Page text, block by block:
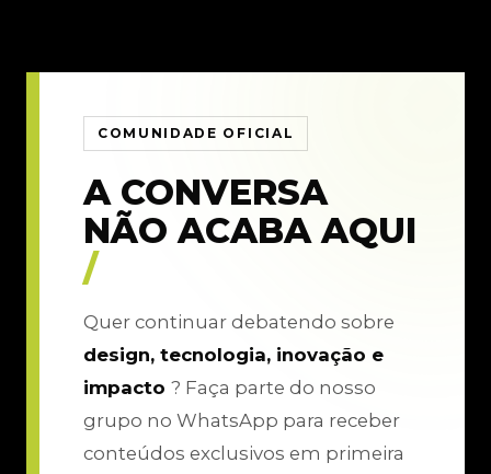
COMUNIDADE OFICIAL
A CONVERSA
NÃO ACABA AQUI
/
Quer continuar debatendo sobre
design, tecnologia, inovação e
impacto ? Faça parte do nosso
grupo no WhatsApp para receber
conteúdos exclusivos em primeira